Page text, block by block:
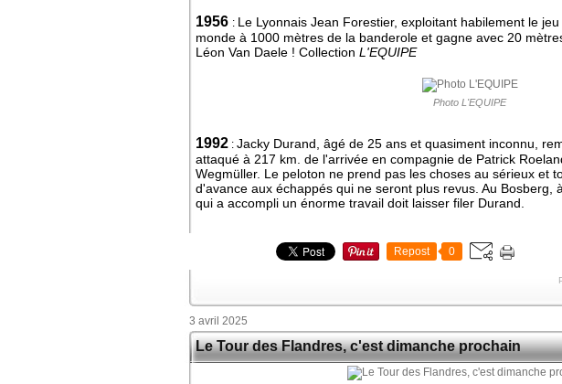
1956 : Le Lyonnais Jean Forestier, exploitant habilement le
monde à 1000 mètres de la banderole et gagne avec 20
Léon Van Daele ! Collection L'EQUIPE
Photo L'EQUIPE
1992 : Jacky Durand, âgé de 25 ans et quasiment inconnu,
attaqué à 217 km. de l'arrivée en compagnie de Patrick
Wegmüller. Le peloton ne prend pas les choses au sérieux et
d'avance aux échappés qui ne seront plus revus. Au Bosberg,
qui a accompli un énorme travail doit laisser filer Durand.
Repost 0
3 avril 2025
Le Tour des Flandres, c'est dimanche prochain